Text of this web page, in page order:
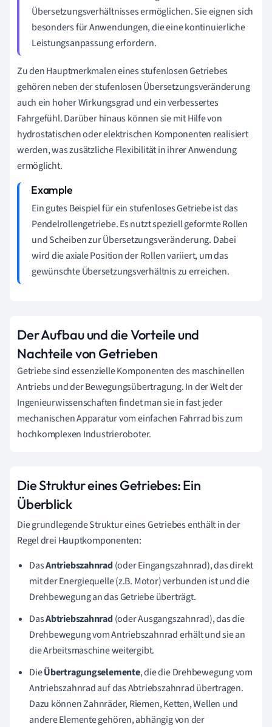
Übersetzungsverhältnisses ermöglichen. Sie eignen sich
besonders für Anwendungen, die eine kontinuierliche
Leistungsanpassung erfordern.
Zu den Hauptmerkmalen eines stufenlosen Getriebes
gehören neben der stufenlosen Übersetzungsveränderung
auch ein hoher Wirkungsgrad und ein verbessertes
Fahrgefühl. Darüber hinaus können sie mit Hilfe von
hydrostatischen oder elektrischen Komponenten realisiert
werden, was zusätzliche Flexibilität in ihrer Anwendung
ermöglicht.
Ein gutes Beispiel für ein stufenloses Getriebe ist das
Pendelrollengetriebe. Es nutzt speziell geformte Rollen
und Scheiben zur Übersetzungsveränderung. Dabei
wird die axiale Position der Rollen variiert, um das
gewünschte Übersetzungsverhältnis zu erreichen.
Der Aufbau und die Vorteile und
Nachteile von Getrieben
Getriebe sind essenzielle Komponenten des maschinellen
Antriebs und der Bewegungsübertragung. In der Welt der
Ingenieurwissenschaften findet man sie in fast jeder
mechanischen Apparatur vom einfachen Fahrrad bis zum
hochkomplexen Industrieroboter.
Die Struktur eines Getriebes: Ein
Überblick
Die grundlegende Struktur eines Getriebes enthält in der
Regel drei Hauptkomponenten:
DasAntriebszahnrad(oder Eingangszahnrad), das direkt
mit der Energiequelle (z.B. Motor) verbunden ist und die
Drehbewegung an das Getriebe überträgt.
DasAbtriebszahnrad(oder Ausgangszahnrad), das die
Drehbewegung vom Antriebszahnrad erhält und sie an
die Arbeitsmaschine weitergibt.
DieÜbertragungselemente, die die Drehbewegung vom
Antriebszahnrad auf das Abtriebszahnrad übertragen.
Dazu können Zahnräder, Riemen, Ketten, Wellen und
andere Elemente gehören, abhängig von der